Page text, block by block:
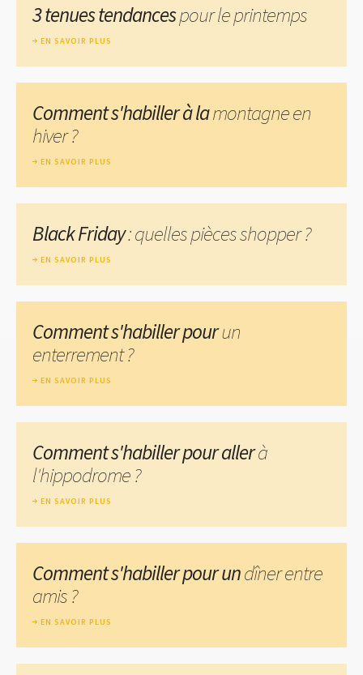
3 tenues tendancespour le printemps
EN SAVOIR PLUS
Comment s'habiller à lamontagne en
hiver ?
EN SAVOIR PLUS
Black Friday: quelles pièces shopper ?
EN SAVOIR PLUS
Comment s'habiller pourun
enterrement ?
EN SAVOIR PLUS
Comment s'habiller pour allerà
l'hippodrome ?
EN SAVOIR PLUS
Comment s'habiller pour undîner entre
amis ?
EN SAVOIR PLUS